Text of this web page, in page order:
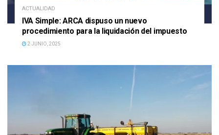
ACTUALIDAD
IVA Simple: ARCA dispuso un nuevo
procedimiento para la liquidación del impuesto
2 JUNIO, 2025